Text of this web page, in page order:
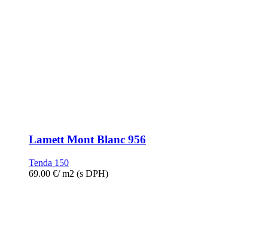
Lamett Mont Blanc 956
Tenda 150
69.00 €/ m2 (s DPH)